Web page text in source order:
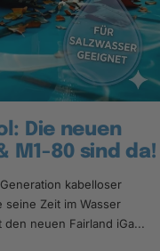
Die neuen
M1-80 sind da!
kabelloser
seine Zeit im Wasser
neuen Fairland iGa...